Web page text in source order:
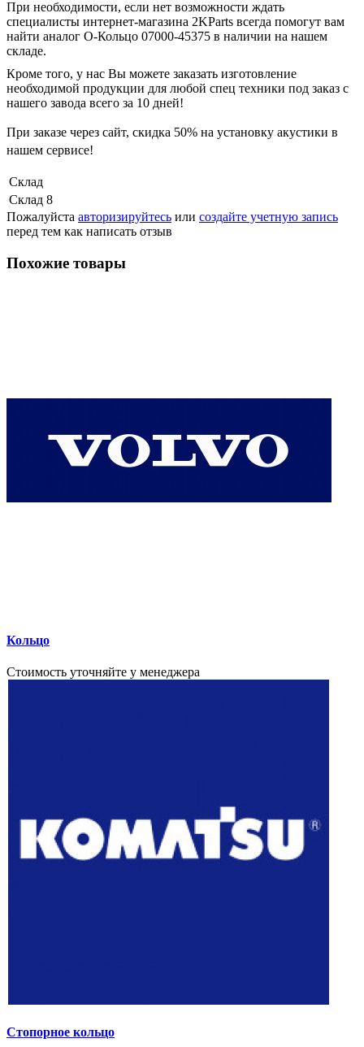
При необходимости, если нет возможности ждать
специалисты интернет-магазина 2KParts всегда помогут вам
найти аналог O-Кольцо 07000-45375 в наличии на нашем
складе.
Кроме того, у нас Вы можете заказать изготовление
необходимой продукции для любой спец техники под заказ с
нашего завода всего за 10 дней!
При заказе через сайт, скидка 50% на установку акустики в
нашем сервисе!
Склад
Склад 8
Пожалуйста авторизируйтесь или создайте учетную запись
перед тем как написать отзыв
Похожие товары
Кольцо
Стоимость уточняйте у менеджера
Стопорное кольцо